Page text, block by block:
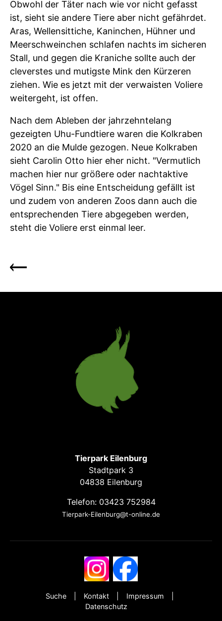
Obwohl der Täter nach wie vor nicht gefasst
ist, sieht sie andere Tiere aber nicht gefährdet.
Aras, Wellensittiche, Kaninchen, Hühner und
Meerschweinchen schlafen nachts im sicheren
Stall, und gegen die Kraniche sollte auch der
cleverstes und mutigste Mink den Kürzeren
ziehen. Wie es jetzt mit der verwaisten Voliere
weitergeht, ist offen.
Nach dem Ableben der jahrzehntelang
gezeigten Uhu-Fundtiere waren die Kolkraben
2020 an die Mulde gezogen. Neue Kolkraben
sieht Carolin Otto hier eher nicht. "Vermutlich
machen hier nur größere oder nachtaktive
Vögel Sinn." Bis eine Entscheidung gefällt ist
und zudem von anderen Zoos dann auch die
entsprechenden Tiere abgegeben werden,
steht die Voliere erst einmal leer.
Tierpark Eilenburg
Stadtpark 3
04838 Eilenburg
Telefon: 03423 752984
Tierpark-Eilenburg@t-online.de
Suche Kontakt
Impressum
Datenschutz